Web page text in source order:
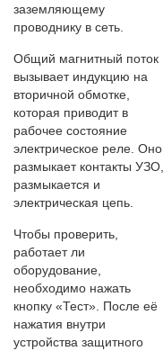
заземляющему
проводнику в сеть.
Общий магнитный поток
вызывает индукцию на
вторичной обмотке,
которая приводит в
рабочее состояние
электрическое реле. Оно
размыкает контакты УЗО,
размыкается и
электрическая цепь.
Чтобы проверить,
работает ли
оборудование,
необходимо нажать
кнопку «Тест». После её
нажатия внутри
устройства защитного